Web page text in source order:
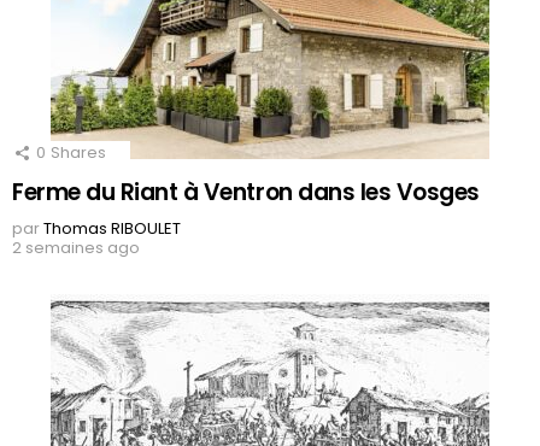
0 Shares
Ferme du Riant à Ventron dans les Vosges
parThomas RIBOULET
2 semaines ago